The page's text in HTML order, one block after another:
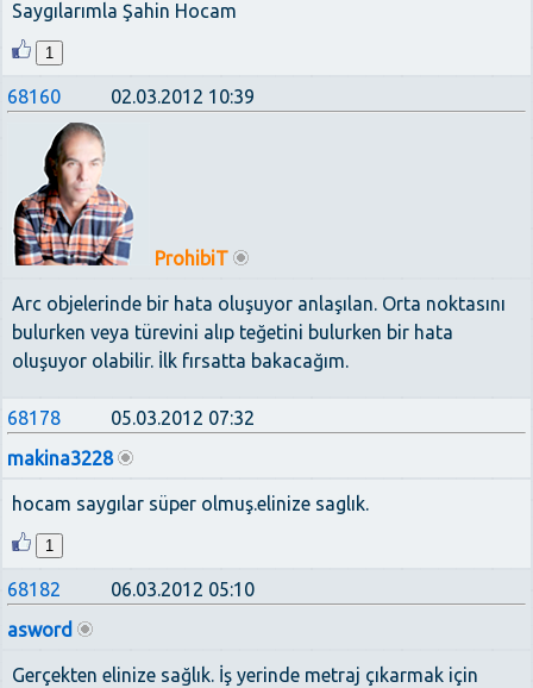
Saygılarımla Şahin Hocam
1
68160 02.03.2012 10:39
ProhibiT
Arc objelerinde bir hata oluşuyor anlaşılan. Orta noktasını
bulurken veya türevini alıp teğetini bulurken bir hata
oluşuyor olabilir. İlk fırsatta bakacağım.
68178
05.03.2012 07:32
makina3228
hocam saygılar süper olmuş.elinize saglık.
1
68182
06.03.2012 05:10
asword
Gerçekten elinize sağlık. İş yerinde metraj çıkarmak için